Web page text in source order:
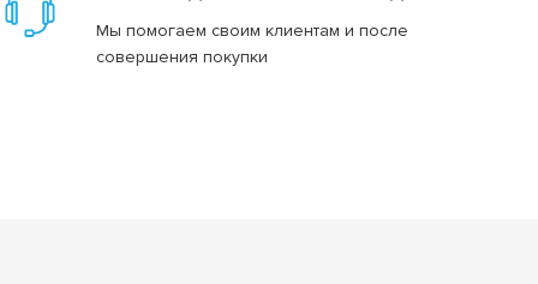
Мы помогаем своим клиентам и после
совершения покупки